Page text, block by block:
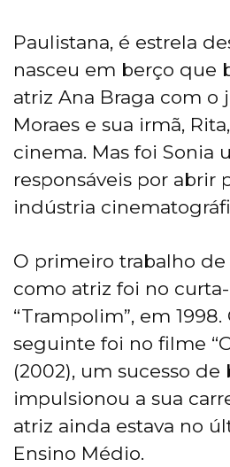
Paulistana, é estrela
nasceu em berço que
atriz Ana Braga com o
Moraes e sua irmã,
cinema. Mas foi Sonia
responsáveis por abrir
indústria
O primeiro trabalho de
como atriz foi no
“Trampolim”, em 1998.
seguinte foi no filme
(2002), um sucesso
impulsionou a sua
atriz ainda estava no
Ensino Médio.